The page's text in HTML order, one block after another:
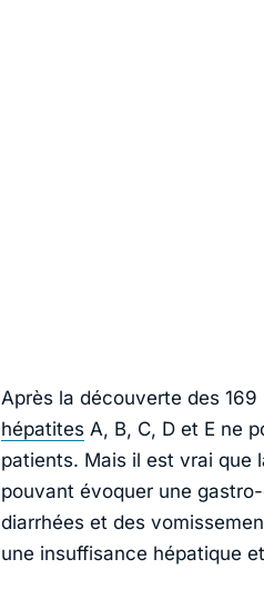
Après la découverte des 169
hépatites A, B, C, D et E ne
patients. Mais il est vrai que
pouvant évoquer une
diarrhées et des
une insuffisance hépatique